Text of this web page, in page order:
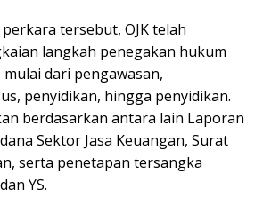
tersebut, OJK telah
langkah penegakan hukum
dari pengawasan,
penyidikan, hingga penyidikan.
berdasarkan antara lain Laporan
Sektor Jasa Keuangan, Surat
serta penetapan tersangka
YS.